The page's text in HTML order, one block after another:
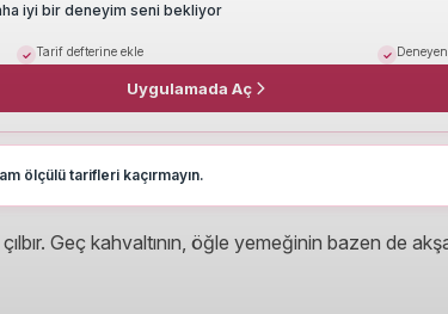
iyi bir deneyim seni bekliyor
Tarif defterine ekle
Uygulamada Aç
ölçülü tarifleri kaçırmayın.
Geç kahvaltının, öğle yemeğinin bazen de